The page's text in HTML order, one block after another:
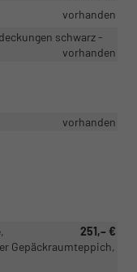
vorhanden
schwarz -
vorhanden
vorhanden
251,– €
Gepäckraumteppich,